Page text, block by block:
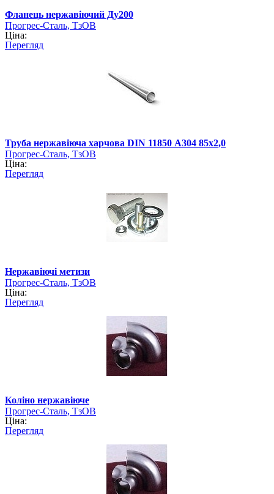
Фланець нержавіючий Ду200
Прогрес-Сталь, ТзОВ
Ціна:
Перегляд
Труба нержавіюча харчова DIN 11850 А304 85х2,0
Прогрес-Сталь, ТзОВ
Ціна:
Перегляд
Нержавіючі метизи
Прогрес-Сталь, ТзОВ
Ціна:
Перегляд
Коліно нержавіюче
Прогрес-Сталь, ТзОВ
Ціна:
Перегляд